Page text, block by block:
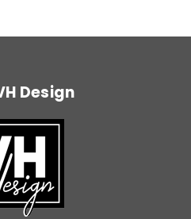
Design